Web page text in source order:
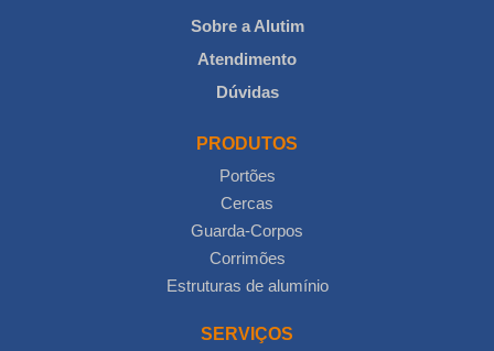
Sobre a Alutim
Atendimento
Dúvidas
PRODUTOS
Portões
Cercas
Guarda-Corpos
Corrimões
Estruturas de alumínio
SERVIÇOS